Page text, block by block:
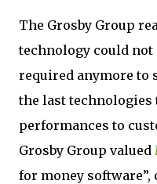
The Grosby Group
technology could
required anymore to
the last technologies
performances to
Grosby Group valued
for money